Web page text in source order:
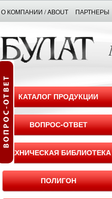
О КОМПАНИИ / ABOUT ПАРТНЕРЫ
КАТАЛОГ ПРОДУКЦИИ
ВОПРОС-ОТВЕТ
ТЕХНИЧЕСКАЯ БИБЛИОТЕКА
ПОЛИГОН